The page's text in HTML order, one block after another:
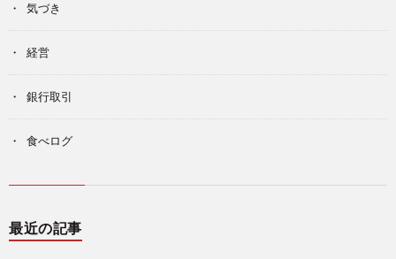
気づき
経営
銀行取引
食べログ
最近の記事